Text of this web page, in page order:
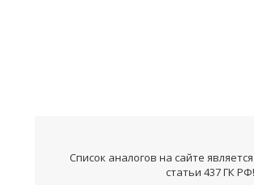
Список аналогов на сайте
статьи 437 ГК